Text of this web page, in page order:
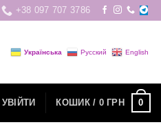
+38 097 707 3786
Українська Русский English
УВІЙТИ КОШИК / 0 ГРН 0